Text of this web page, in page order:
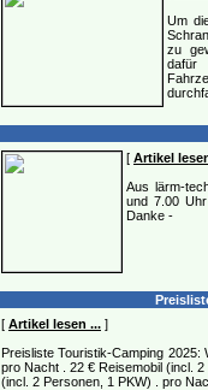
Um
zu
dafür
[ Artikel
Aus lärm-
und 7.00
Danke -
[ Artikel lesen ... ]
Preisliste Touristik-Camping 2025:
pro Nacht . 22 € Reisemobil (incl.
(incl. 2 Personen, 1 PKW) . pro